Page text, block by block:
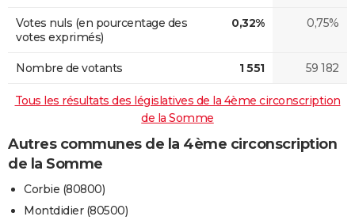
Votes nuls (en pourcentage des
votes exprimés)
0,32% 0,75%
Nombre de votants 1 551 59 182
Tous les résultats des législatives de la 4ème circonscription
de la Somme
Autres communes de la 4ème circonscription
de la Somme
Corbie (80800)
Montdidier (80500)